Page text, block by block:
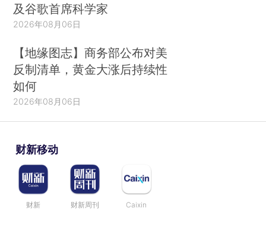
及谷歌首席科学家
2026年08月06日
【地缘图志】商务部公布对美
反制清单，黄金大涨后持续性
如何
2026年08月06日
财新移动
财新 财新周刊 Caixin